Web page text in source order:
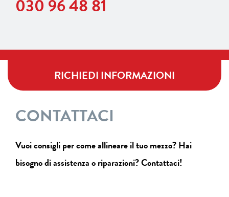
030 96 48 81
RICHIEDI INFORMAZIONI
CONTATTACI
Vuoi consigli per come allineare il tuo mezzo? Hai
bisogno di assistenza o riparazioni? Contattaci!